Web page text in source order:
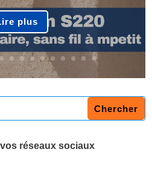
plus
réseaux sociaux